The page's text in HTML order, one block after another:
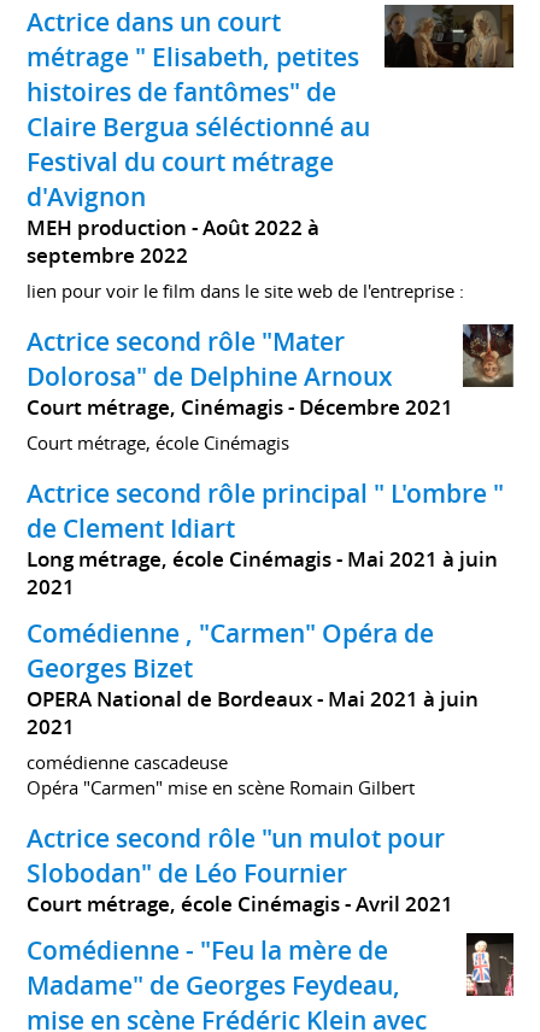
Actrice dans un court
métrage " Elisabeth, petites
histoires de fantômes" de
Claire Bergua séléctionné au
Festival du court métrage
d'Avignon
MEH production
Août 2022 à
septembre 2022
lien pour voir le film dans le site web de l'entreprise :
Actrice second rôle "Mater
Dolorosa" de Delphine Arnoux
Court métrage, Cinémagis Décembre 2021
Court métrage, école Cinémagis
Actrice second rôle principal " L'ombre "
de Clement Idiart
Long métrage, école Cinémagis
Mai 2021 à juin
2021
Comédienne , "Carmen" Opéra de
Georges Bizet
OPERA National de Bordeaux
Mai 2021 à juin
2021
comédienne cascadeuse
Opéra "Carmen" mise en scène Romain Gilbert
Actrice second rôle "un mulot pour
Slobodan" de Léo Fournier
Court métrage, école Cinémagis Avril 2021
Comédienne - "Feu la mère de
Madame" de Georges Feydeau,
mise en scène Frédéric Klein avec